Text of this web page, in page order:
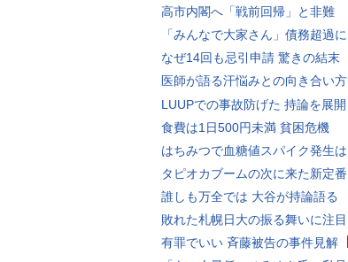
高市内閣へ「戦前回帰」と非難
「みんなで大家さん」債務超過に
なぜ14回も忌引申請 驚きの結末
医師が語る汗悩みとの向き合い方
LUUPでの事故防げた 持論を展開
食費は1日500円未満 貧困危機
はちみつで血糖値スパイク発生は
タピオカブームの次に来た新定番
誰しも万全では 大谷が持論語る
敗れた札幌日大の振る舞いに注目
有罪でいい 斉藤被告の事件見解